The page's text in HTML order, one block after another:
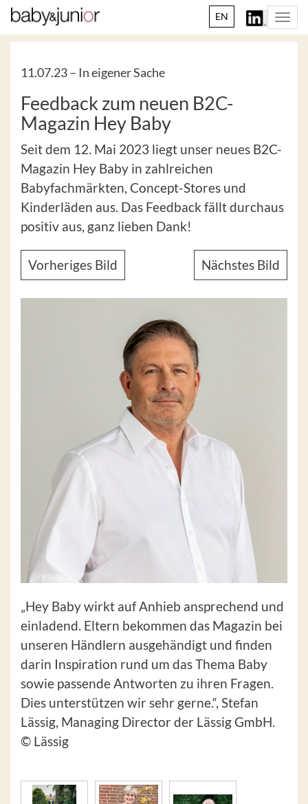
EN
11.07.23 – In eigener Sache
Feedback zum neuen B2C-
Magazin Hey Baby
Seit dem 12. Mai 2023 liegt unser neues B2C-
Magazin Hey Baby in zahlreichen
Babyfachmärkten, Concept-Stores und
Kinderläden aus. Das Feedback fällt durchaus
positiv aus, ganz lieben Dank!
Vorheriges Bild Nächstes Bild
„Hey Baby wirkt auf Anhieb ansprechend und
einladend. Eltern bekommen das Magazin bei
unseren Händlern ausgehändigt und finden
darin Inspiration rund um das Thema Baby
sowie passende Antworten zu ihren Fragen.
Dies unterstützen wir sehr gerne.“, Stefan
Lässig, Managing Director der Lässig GmbH.
© Lässig